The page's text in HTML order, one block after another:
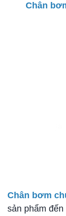
Chân
Chân bơm
sản phẩm